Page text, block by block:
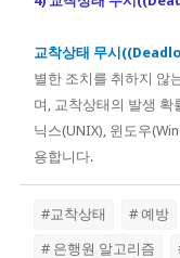
교착상태 무시
별한 조치를 취하지 않
며, 교착상태의 발생 확
닉스(UNIX), 윈도우
용합니다.
#교착상태 # 예방
# 은행원 알고리즘